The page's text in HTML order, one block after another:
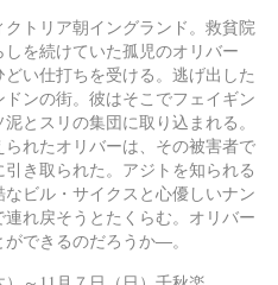
トリア朝イングランド。 救貧院
を続けていた孤児のオリバー
い仕打ちを受ける。 逃げ出した
ンの街。 彼はそこでフェイギン
とスリの集団に取り込まれる。
れたオリバーは、 その被害者で
き取られた。 アジトを知られる
ビル・サイクスと心優しいナン
れ戻そうとたくらむ。 オリバー
できるのだろうか―。